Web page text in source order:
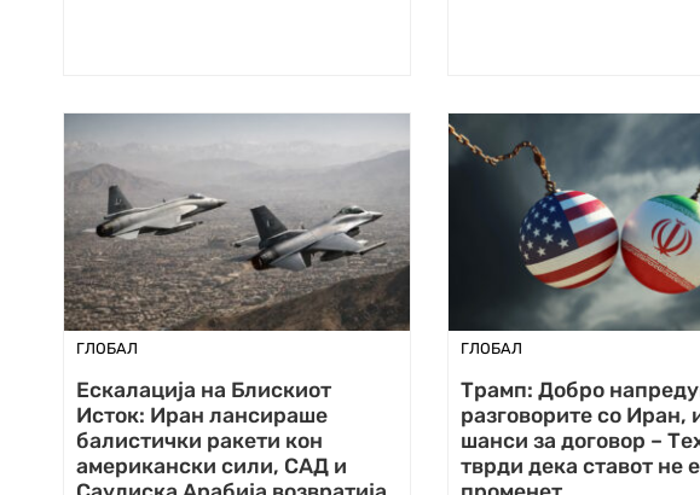
ГЛОБАЛ
Ескалација на Блискиот
Исток: Иран лансираше
балистички ракети кон
американски сили, САД и
ГЛОБАЛ
Трамп: Добро
разговорите со Иран,
шанси за договор –
тврди дека ставот не е